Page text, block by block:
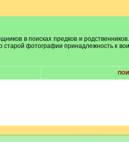
в поисках предков и
фотографии принадлежность к